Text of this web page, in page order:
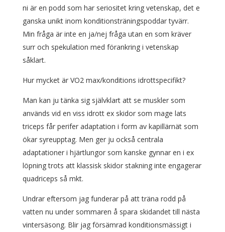
ni är en podd som har seriositet kring vetenskap, det e
ganska unikt inom konditionsträningspoddar tyvärr.
Min fråga är inte en ja/nej fråga utan en som kräver
surr och spekulation med förankring i vetenskap
såklart.
Hur mycket är VO2 max/konditions idrottspecifikt?
Man kan ju tänka sig självklart att se muskler som
används vid en viss idrott ex skidor som mage lats
triceps får perifer adaptation i form av kapillärnät som
ökar syreupptag. Men ger ju också centrala
adaptationer i hjärtlungor som kanske gynnar en i ex
löpning trots att klassisk skidor stakning inte engagerar
quadriceps så mkt.
Undrar eftersom jag funderar på att träna rodd på
vatten nu under sommaren å spara skidandet till nästa
vintersäsong. Blir jag försämrad konditionsmässigt i